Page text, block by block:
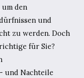
den
und
zu werden. Doch
für Sie?
und Nachteile